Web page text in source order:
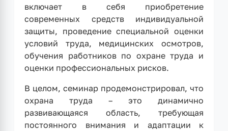
включает в себя приобретение
современных средств индивидуальной
защиты, проведение специальной оценки
условий труда, медицинских осмотров,
обучения работников по охране труда и
оценки профессиональных рисков.
В целом, семинар продемонстрировал, что
охрана труда – это динамично
развивающаяся область, требующая
постоянного внимания и адаптации к